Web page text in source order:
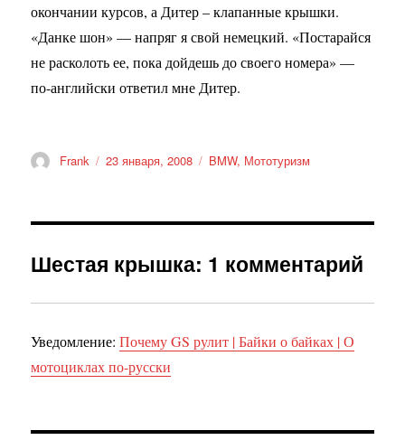
окончании курсов, а Дитер – клапанные крышки.
«Данке шон» — напряг я свой немецкий. «Постарайся
не расколоть ее, пока дойдешь до своего номера» —
по-английски ответил мне Дитер.
Автор
Frank Опубликовано
23 января, 2008 Рубрики
BMW, Мототуризм
Шестая крышка: 1 комментарий
Уведомление:Почему GS рулит | Байки о байках | О
мотоциклах по-русски